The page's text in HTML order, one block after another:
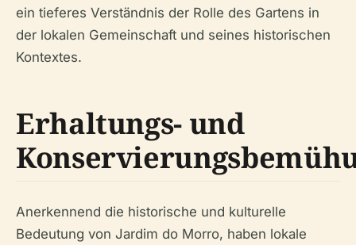
ein tieferes Verständnis der Rolle des Gartens in
der lokalen Gemeinschaft und seines historischen
Kontextes.
Erhaltungs- und
Anerkennend die historische und kulturelle
Bedeutung von Jardim do Morro, haben lokale